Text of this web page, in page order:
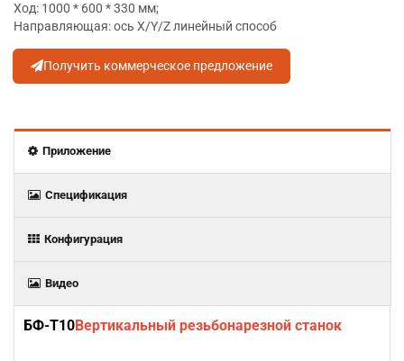
Ход: 1000 * 600 * 330 мм;
Направляющая: ось X/Y/Z линейный способ
Получить коммерческое предложение
Приложение
Спецификация
Конфигурация
Видео
БФ-Т10Вертикальный резьбонарезной станок